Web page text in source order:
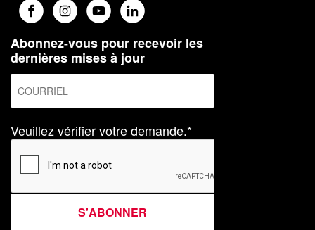
Abonnez-vous pour recevoir les
dernières mises à jour
Veuillez vérifier votre demande.*
S'ABONNER